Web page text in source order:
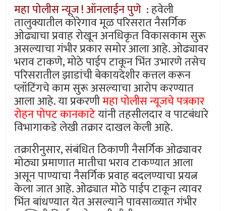
महा पोलीस न्यूज ! ऑनलाईन पुणे :हवेली
तालुक्यातील कोरेगाव मूळ परिसरात नैसर्गिक
ओढ्याचा प्रवाह रोखून अनधिकृत विकासकाम सुरू
असल्याचा गंभीर प्रकार समोर आला आहे. ओढ्यावर
भराव टाकणे, मोठे पाईप टाकून भिंत उभारणे तसेच
परिसरातील झाडांची बेकायदेशीर कत्तल करून
प्लॉटिंगचे काम सुरू असल्याचा आरोप करण्यात
आला आहे. या प्रकरणीमहा पोलीस न्यूजचे पत्रकार
रोहन पोपट कानकाटेयांनी तहसीलदार व पाटबंधारे
विभागाकडे लेखी तक्रार दाखल केली आहे.
तक्रारीनुसार, संबंधित ठिकाणी नैसर्गिक ओढ्यावर
मोठ्या प्रमाणात मातीचा भराव टाकण्यात आला
असून पाण्याचा नैसर्गिक प्रवाह बदलण्याचा प्रयत्न
केला जात आहे. ओढ्यात मोठे पाईप टाकून त्यावर
भिंत बांधण्यात येत असल्याने पावसाळ्यात गंभीर